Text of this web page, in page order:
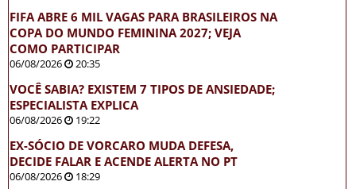
FIFA ABRE 6 MIL VAGAS PARA BRASILEIROS NA
COPA DO MUNDO FEMININA 2027; VEJA
COMO PARTICIPAR
06/08/2026 20:35
VOCÊ SABIA? EXISTEM 7 TIPOS DE ANSIEDADE;
ESPECIALISTA EXPLICA
06/08/2026 19:22
EX-SÓCIO DE VORCARO MUDA DEFESA,
DECIDE FALAR E ACENDE ALERTA NO PT
06/08/2026 18:29